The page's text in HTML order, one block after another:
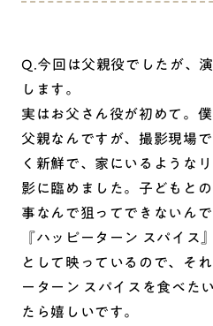
Q.今回は父親役でしたが、
します。
実はお父さん役が初めて。
父親なんですが、撮影現場
く新鮮で、家にいるような
影に臨めました。子どもと
事なんで狙ってできないん
『ハッピーターン スパイス
として映っているので、そ
ーターン スパイスを食べた
たら嬉しいです。